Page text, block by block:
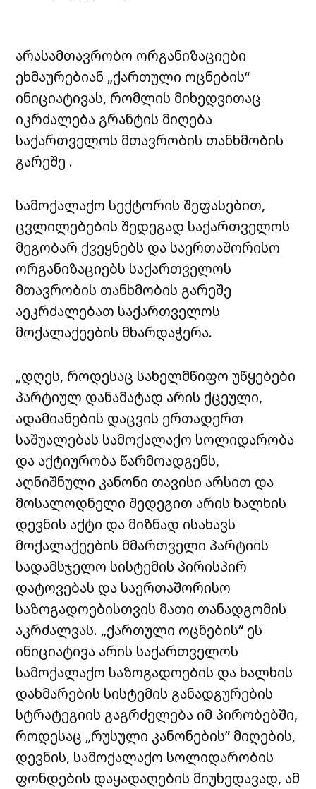
არასამთავრობო ორგანიზაციები
ეხმაურებიან „ქართული ოცნების“
ინიციატივას, რომლის მიხედვითაც
იკრძალება გრანტის მიღება
საქართველოს მთავრობის თანხმობის
გარეშე .
სამოქალაქო სექტორის შეფასებით,
ცვლილებების შედეგად საქართველოს
მეგობარ ქვეყნებს და საერთაშორისო
ორგანიზაციებს საქართველოს
მთავრობის თანხმობის გარეშე
აეკრძალებათ საქართველოს
მოქალაქეების მხარდაჭერა.
„დღეს, როდესაც სახელმწიფო უწყებები
პარტიულ დანამატად არის ქცეული,
ადამიანების დაცვის ერთადერთ
საშუალებას სამოქალაქო სოლიდარობა
და აქტიურობა წარმოადგენს,
აღნიშნული კანონი თავისი არსით და
მოსალოდნელი შედეგით არის ხალხის
დევნის აქტი და მიზნად ისახავს
მოქალაქეების მმართველი პარტიის
სადამსჯელო სისტემის პირისპირ
დატოვებას და საერთაშორისო
საზოგადოებისთვის მათი თანადგომის
აკრძალვას. „ქართული ოცნების“ ეს
ინიციატივა არის საქართველოს
სამოქალაქო საზოგადოების და ხალხის
დახმარების სისტემის განადგურების
სტრატეგიის გაგრძელება იმ პირობებში,
როდესაც „რუსული კანონების” მიღების,
დევნის, სამოქალაქო სოლიდარობის
ფონდების დაყადაღების მიუხედავად, ამ